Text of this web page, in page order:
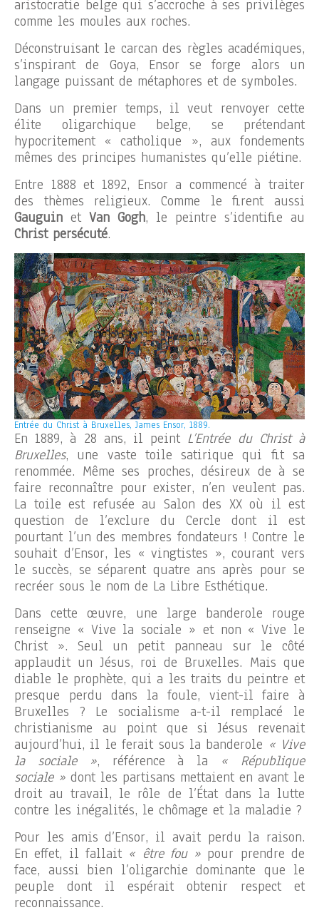
aristocratie belge qui s’accroche à ses privilèges
comme les moules aux roches.
Déconstruisant le carcan des règles académiques,
s’inspirant de Goya, Ensor se forge alors un
langage puissant de métaphores et de symboles.
Dans un premier temps, il veut renvoyer cette
élite oligarchique belge, se prétendant
hypocritement « catholique », aux fondements
mêmes des principes humanistes qu’elle piétine.
Entre 1888 et 1892, Ensor a commencé à traiter
des thèmes religieux. Comme le firent aussi
Gauguin et Van Gogh, le peintre s’identifie au
Christ persécuté.
Entrée du Christ à Bruxelles, James Ensor, 1889.
En 1889, à 28 ans, il peint L’Entrée du Christ à
Bruxelles, une vaste toile satirique qui fit sa
renommée. Même ses proches, désireux de à se
faire reconnaître pour exister, n’en veulent pas.
La toile est refusée au Salon des XX où il est
question de l’exclure du Cercle dont il est
pourtant l’un des membres fondateurs ! Contre le
souhait d’Ensor, les « vingtistes », courant vers
le succès, se séparent quatre ans après pour se
recréer sous le nom de La Libre Esthétique.
Dans cette œuvre, une large banderole rouge
renseigne « Vive la sociale » et non « Vive le
Christ ». Seul un petit panneau sur le côté
applaudit un Jésus, roi de Bruxelles. Mais que
diable le prophète, qui a les traits du peintre et
presque perdu dans la foule, vient-il faire à
Bruxelles ? Le socialisme a-t-il remplacé le
christianisme au point que si Jésus revenait
aujourd’hui, il le ferait sous la banderole « Vive
la sociale », référence à la « République
sociale » dont les partisans mettaient en avant le
droit au travail, le rôle de l’État dans la lutte
contre les inégalités, le chômage et la maladie ?
Pour les amis d’Ensor, il avait perdu la raison.
En effet, il fallait « être fou » pour prendre de
face, aussi bien l’oligarchie dominante que le
peuple dont il espérait obtenir respect et
reconnaissance.